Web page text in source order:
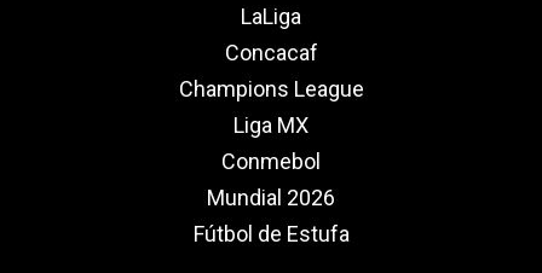
LaLiga
Concacaf
Champions League
Liga MX
Conmebol
Mundial 2026
Fútbol de Estufa